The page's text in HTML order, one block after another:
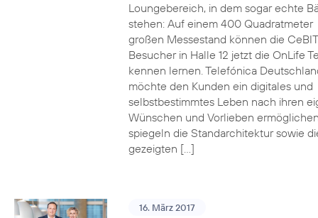
Loungebereich, in dem sogar echte
stehen: Auf einem 400 Quadratmeter
großen Messestand können die CeBIT
Besucher in Halle 12 jetzt die OnLife
kennen lernen. Telefónica
möchte den Kunden ein digitales und
selbstbestimmtes Leben nach ihren
Wünschen und Vorlieben
spiegeln die Standarchitektur sowie
gezeigten […]
16. März 2017